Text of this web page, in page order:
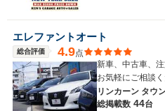
エレファントオート
総合評価 4.9点
新車、中古車、
お気軽にご相談
リンカーン タウ
総掲載数 44台